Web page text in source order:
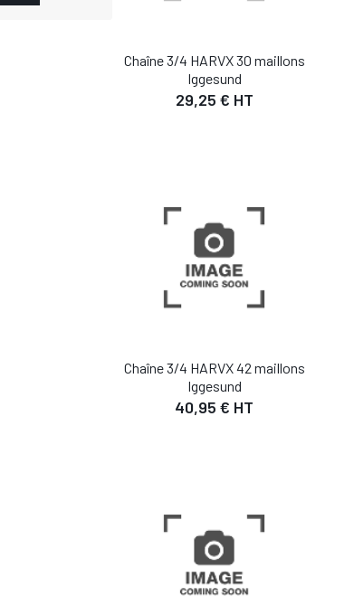
Chaîne 3/4 HARVX 30 maillons
Iggesund
29,25 € HT
Chaîne 3/4 HARVX 42 maillons
Iggesund
40,95 € HT